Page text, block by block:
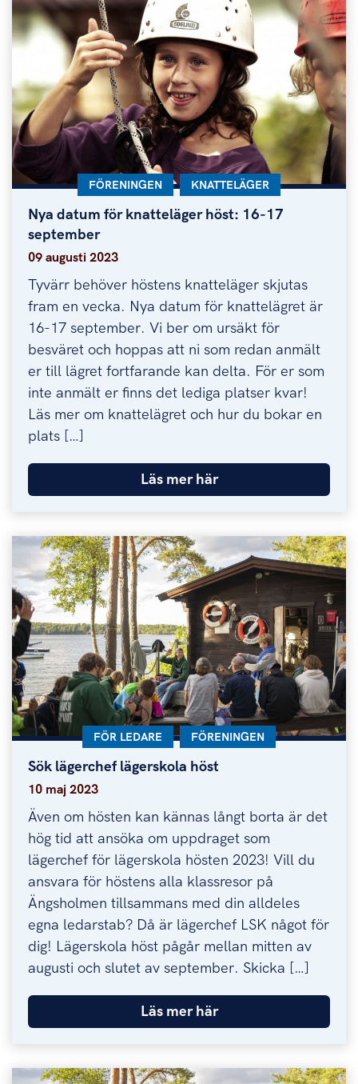
Nya datum för knatteläger höst: 16-17
september
Nya datum för knatteläger höst: 16-17 september
KATEGORI:
FÖRENINGEN KATEGORI:
KNATTELÄGER
09 augusti 2023
Tyvärr behöver höstens knatteläger skjutas
fram en vecka. Nya datum för knattelägret är
16-17 september. Vi ber om ursäkt för
besväret och hoppas att ni som redan anmält
er till lägret fortfarande kan delta. För er som
inte anmält er finns det lediga platser kvar!
Läs mer om knattelägret och hur du bokar en
plats […]
Läs mer här
Sök lägerchef lägerskola höst
Sök lägerchef lägerskola höst
KATEGORI:
FÖR LEDARE KATEGORI:
FÖRENINGEN
10 maj 2023
Även om hösten kan kännas långt borta är det
hög tid att ansöka om uppdraget som
lägerchef för lägerskola hösten 2023! Vill du
ansvara för höstens alla klassresor på
Ängsholmen tillsammans med din alldeles
egna ledarstab? Då är lägerchef LSK något för
dig! Lägerskola höst pågår mellan mitten av
augusti och slutet av september. Skicka […]
Läs mer här